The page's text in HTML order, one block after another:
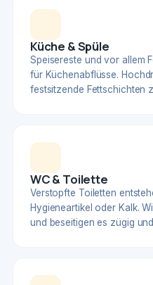
Küche & Spüle
Speisereste und vor allem
für Küchenabflüsse.
festsitzende Fettschichten
WC & Toilette
Verstopfte Toiletten
Hygieneartikel oder Kalk.
und beseitigen es zügig